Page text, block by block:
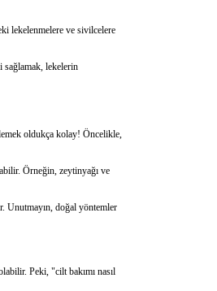
lekelenmelere ve sivilcelere
sağlamak, lekelerin
oldukça kolay! Öncelikle,
Örneğin, zeytinyağı ve
Unutmayın, doğal yöntemler
Peki, "cilt bakımı nasıl